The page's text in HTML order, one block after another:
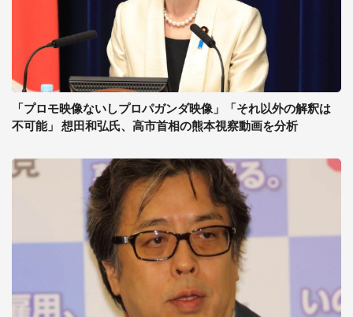
「プロモ映像ないしプロパガンダ映像」「それ以外の解釈は
不可能」 想田和弘氏、高市首相の熊本視察動画を分析